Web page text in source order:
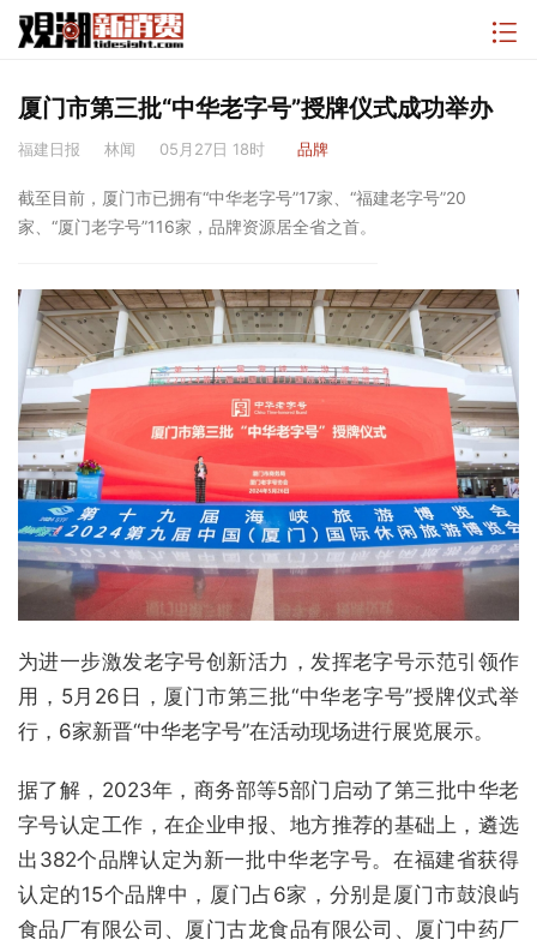
厦门市第三批“中华老字号”授牌仪式成功举办
福建日报 林闻 05月27日 18时 品牌
截至目前，厦门市已拥有“中华老字号”17家、“福建老字号”20
家、“厦门老字号”116家，品牌资源居全省之首。
为进一步激发老字号创新活力，发挥老字号示范引领作
用，5月26日，厦门市第三批“中华老字号”授牌仪式举
行，6家新晋“中华老字号”在活动现场进行展览展示。
据了解，2023年，商务部等5部门启动了第三批中华老
字号认定工作，在企业申报、地方推荐的基础上，遴选
出382个品牌认定为新一批中华老字号。在福建省获得
认定的15个品牌中，厦门占6家，分别是厦门市鼓浪屿
食品厂有限公司、厦门古龙食品有限公司、厦门中药厂